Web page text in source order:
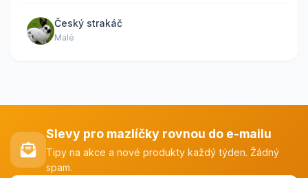
Český strakáč
Malé
Slevy pro mazlíčky rovnou do e-mailu
Tipy na akce a nové produkty každý týden. Žádný
spam.